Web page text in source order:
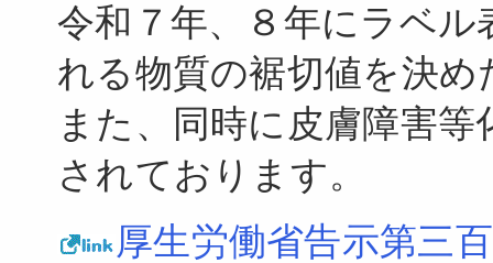
令和７年、８年にラベル
れる物質の裾切値を決
また、同時に皮膚障害
されております。
厚生労働省告示第三